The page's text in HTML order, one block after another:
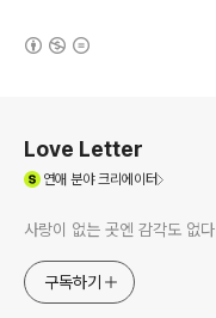
Love Letter
연애 분야 크리에이터
사랑이 없는 곳엔 감각도 없다
구독하기